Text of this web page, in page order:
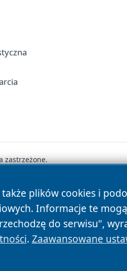
także plików cookies i
Informacje te
do serwisu",
. Zaawansowane
zastrzeżone.
Cookies